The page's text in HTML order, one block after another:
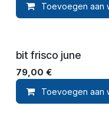
Toevoegen aan
bit frisco june
79,00 €
Toevoegen aan